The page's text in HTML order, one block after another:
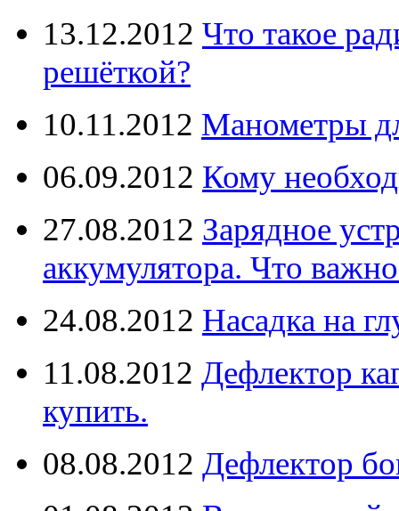
13.12.2012 Что такое
решёткой?
10.11.2012 Манометры
06.09.2012 Кому
27.08.2012 Зарядное
аккумулятора. Что
24.08.2012 Насадка на
11.08.2012 Дефлектор
купить.
08.08.2012 Дефлектор